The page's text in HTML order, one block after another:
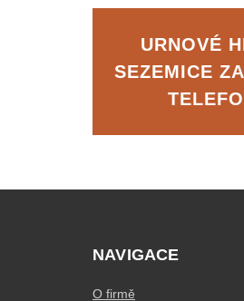
URNOVÉ
SEZEMICE
NAVIGACE
O firmě